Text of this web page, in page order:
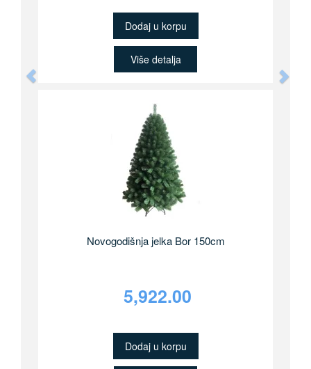
Dodaj u korpu
Više detalja
Novogodišnja jelka Bor 150cm
5,922.00
Dodaj u korpu